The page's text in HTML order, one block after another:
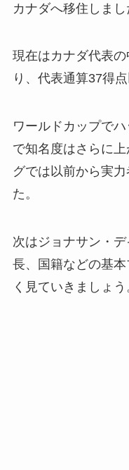
カナダへ移住しまし
現在はカナダ代表
り、代表通算37得
ワールドカップで
で知名度はさらに
グでは以前から実
た。
次はジョナサン・
長、国籍などの基
く見ていきましょう